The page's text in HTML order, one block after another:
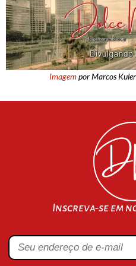
Imagempor Marcos
Inscreva-se em